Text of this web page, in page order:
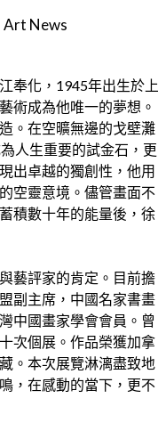
Art News
奉化，1945年出生於上
術成為他唯一的夢想。
。在空曠無邊的戈壁灘
人生重要的試金石，更
出卓越的獨創性，他用
空靈意境。儘管畫面不
積數十年的能量後，徐
藝評家的肯定。目前擔
副主席，中國名家書畫
中國畫家學會會員。曾
次個展。作品榮獲加拿
。本次展覽淋漓盡致地
，在感動的當下，更不